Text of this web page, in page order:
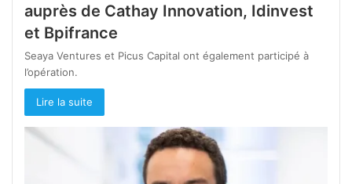
auprès de Cathay Innovation, Idinvest
et Bpifrance
Seaya Ventures et Picus Capital ont également participé à
l’opération.
Lire la suite